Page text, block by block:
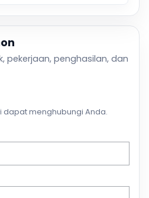
pekerjaan, penghasilan, dan
menghubungi Anda.